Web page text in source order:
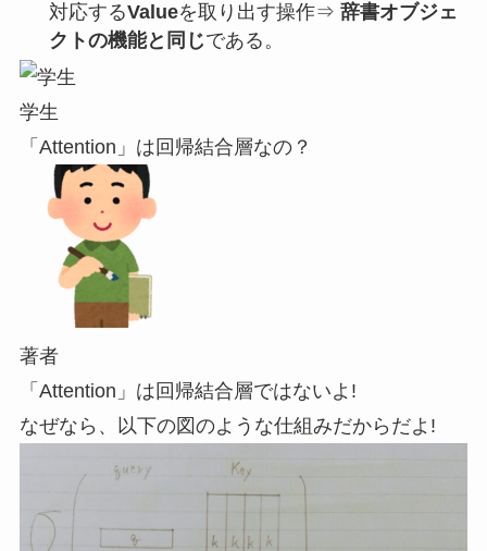
対応するValueを取り出す操作⇒ 辞書オブジェ
クトの機能と同じである。
学生
「Attention」は回帰結合層なの？
著者
「Attention」は 回帰結合層ではないよ!
なぜなら、以下の図のような仕組みだからだよ!